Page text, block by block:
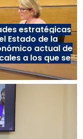
estratégicas
Estado de la
actual de
a los que se